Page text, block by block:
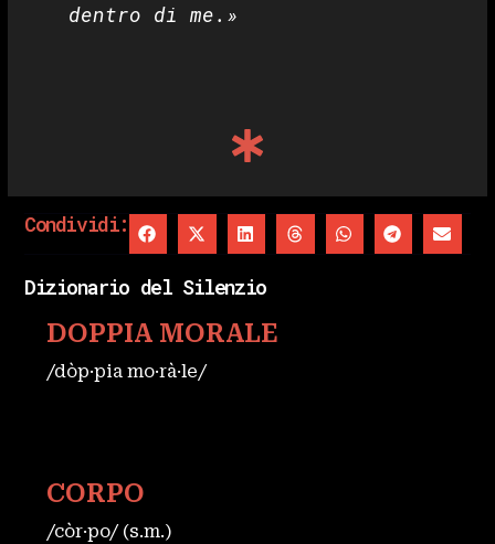
dentro di me.»
Condividi:
Dizionario del Silenzio
DOPPIA MORALE
/dòp·pia mo·rà·le/
CORPO
/còr·po/ (s.m.)